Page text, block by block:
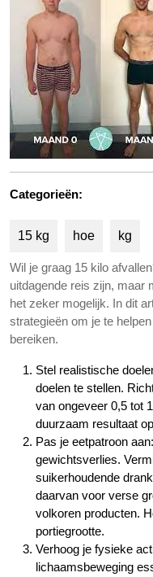
Categorieën:
15 kg hoe kg
Wil je graag 15 kilo
uitdagende reis zijn, maar
het zeker mogelijk. In dit
strategieën om je te
bereiken.
Stel realistische
doelen te stellen.
van ongeveer 0,5 tot
duurzaam resultaat
Pas je eetpatroon
gewichtsverlies.
suikerhoudende
daarvan voor verse
volkoren producten.
portiegrootte.
Verhoog je fysieke
lichaamsbeweging